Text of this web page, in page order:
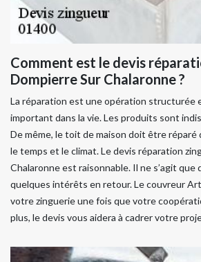
Comment est le devis
Dompierre Sur Chalaronne ?
La réparation est une opération structurée
important dans la vie. Les produits sont
De même, le toit de maison doit être réparé
le temps et le climat. Le devis réparation
Chalaronne est raisonnable. Il ne s’agit que
quelques intérêts en retour. Le couvreur
votre zinguerie une fois que votre
plus, le devis vous aidera à cadrer votre